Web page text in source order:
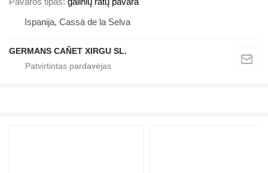
Ispanija, Cassà de la Selva
GERMANS CAÑET XIRGU SL.